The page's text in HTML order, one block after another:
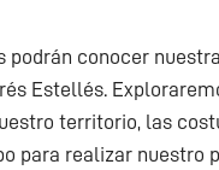
conocer
Estellés.
territorio, las
para realizar nuestro